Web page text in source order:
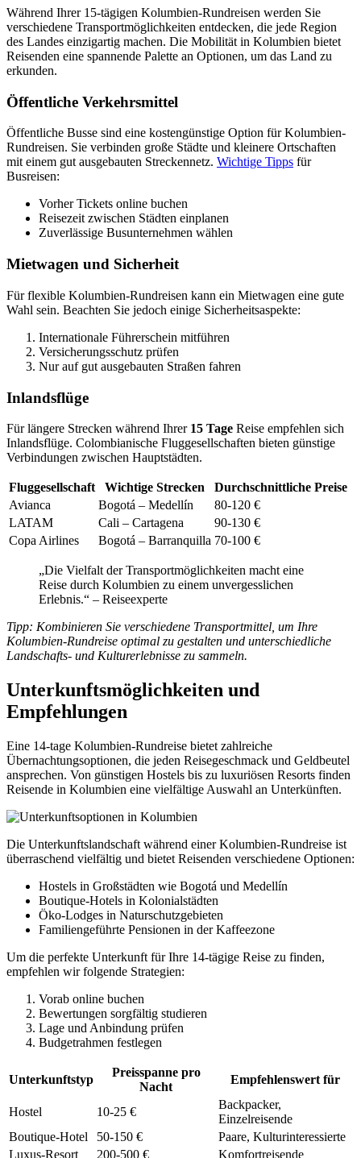
Während Ihrer 15-tägigen Kolumbien-Rundreisen werden Sie
verschiedene Transportmöglichkeiten entdecken, die jede Region
des Landes einzigartig machen. Die Mobilität in Kolumbien bietet
Reisenden eine spannende Palette an Optionen, um das Land zu
erkunden.
Öffentliche Verkehrsmittel
Öffentliche Busse sind eine kostengünstige Option für Kolumbien-
Rundreisen. Sie verbinden große Städte und kleinere Ortschaften
mit einem gut ausgebauten Streckennetz. Wichtige Tipps für
Busreisen:
Vorher Tickets online buchen
Reisezeit zwischen Städten einplanen
Zuverlässige Busunternehmen wählen
Mietwagen und Sicherheit
Für flexible Kolumbien-Rundreisen kann ein Mietwagen eine gute
Wahl sein. Beachten Sie jedoch einige Sicherheitsaspekte:
Internationale Führerschein mitführen
Versicherungsschutz prüfen
Nur auf gut ausgebauten Straßen fahren
Inlandsflüge
Für längere Strecken während Ihrer 15 Tage Reise empfehlen sich
Inlandsflüge. Colombianische Fluggesellschaften bieten günstige
Verbindungen zwischen Hauptstädten.
Fluggesellschaft Wichtige Strecken
Durchschnittliche Preise
Avianca
Bogotá – Medellín
80-120 €
LATAM
Cali – Cartagena
90-130 €
Copa Airlines
Bogotá – Barranquilla 70-100 €
„Die Vielfalt der Transportmöglichkeiten macht eine
Reise durch Kolumbien zu einem unvergesslichen
Erlebnis.“ – Reiseexperte
Tipp: Kombinieren Sie verschiedene Transportmittel, um Ihre
Kolumbien-Rundreise optimal zu gestalten und unterschiedliche
Landschafts- und Kulturerlebnisse zu sammeln.
Unterkunftsmöglichkeiten und
Empfehlungen
Eine 14-tage Kolumbien-Rundreise bietet zahlreiche
Übernachtungsoptionen, die jeden Reisegeschmack und Geldbeutel
ansprechen. Von günstigen Hostels bis zu luxuriösen Resorts finden
Reisende in Kolumbien eine vielfältige Auswahl an Unterkünften.
Die Unterkunftslandschaft während einer Kolumbien-Rundreise ist
überraschend vielfältig und bietet Reisenden verschiedene Optionen:
Hostels in Großstädten wie Bogotá und Medellín
Boutique-Hotels in Kolonialstädten
Öko-Lodges in Naturschutzgebieten
Familiengeführte Pensionen in der Kaffeezone
Um die perfekte Unterkunft für Ihre 14-tägige Reise zu finden,
empfehlen wir folgende Strategien:
Vorab online buchen
Bewertungen sorgfältig studieren
Lage und Anbindung prüfen
Budgetrahmen festlegen
Unterkunftstyp
Preisspanne pro
Nacht
Empfehlenswert für
Hostel 10-25 €
Backpacker,
Einzelreisende
Boutique-Hotel
50-150 €
Paare, Kulturinteressierte
Luxus-Resort
200-500 € Komfortreisende